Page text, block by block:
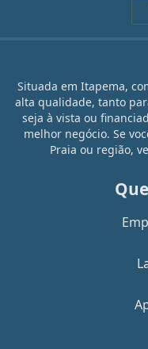
Situada em Itapema,
alta qualidade, tanto
seja à vista ou
melhor negócio. Se
Praia ou região,